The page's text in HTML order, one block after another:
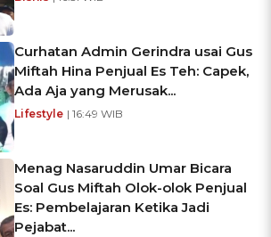
Curhatan Admin Gerindra usai Gus
Miftah Hina Penjual Es Teh: Capek,
Ada Aja yang Merusak...
Lifestyle | 16:49 WIB
Menag Nasaruddin Umar Bicara
Soal Gus Miftah Olok-olok Penjual
Es: Pembelajaran Ketika Jadi
Pejabat...